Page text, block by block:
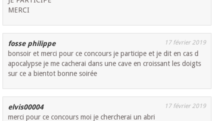
MERCI
fosse philippe 17 février 2019
bonsoir et merci pour ce concours je participe et je dit en cas d
apocalypse je me cacherai dans une cave en croissant les doigts
sur ce a bientot bonne soirée
elvis00004 17 février 2019
merci pour ce concours moi je chercherai un abri